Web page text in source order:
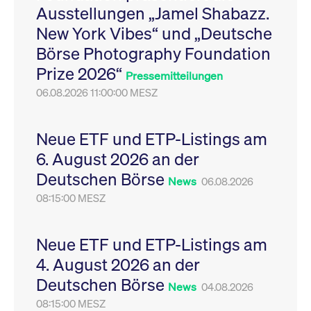
Ausstellungen „Jamel Shabazz.
New York Vibes“ und „Deutsche
Börse Photography Foundation
Prize 2026“ Pressemitteilungen
06.08.2026 11:00:00 MESZ
Neue ETF und ETP-Listings am
6. August 2026 an der
Deutschen Börse News 06.08.2026
08:15:00 MESZ
Neue ETF und ETP-Listings am
4. August 2026 an der
Deutschen Börse News 04.08.2026
08:15:00 MESZ
Leistung der Website
zu messen. Es handelt
sich um ein Muster-
Cookie, bei dem auf
das Präfix _pk_ses
eine kurze Reihe von
VISITOR_PRIVACY_METADATA
YouTube
.youtube.com
6
Monate
Dieses Cookie dient
Speicherung der
Einwilligungs- und
des Nutzers für ihre
Interaktion mit der
Sitzungen geehrt